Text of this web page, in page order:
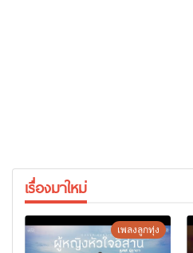
เรื่องมาใหม่
เพลงลูกทุ่ง